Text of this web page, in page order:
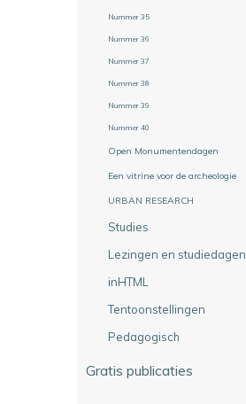
Nummer 35
Nummer 36
Nummer 37
Nummer 38
Nummer 39
Nummer 40
Open Monumentendagen
Een vitrine voor de archeologie
URBAN RESEARCH
Studies
Lezingen en studiedagen
inHTML
Tentoonstellingen
Pedagogisch
Gratis publicaties